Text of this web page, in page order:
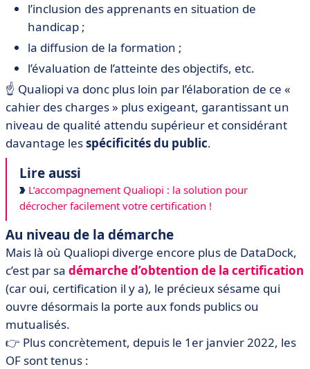
l’inclusion des apprenants en situation de
handicap ;
la diffusion de la formation ;
l’évaluation de l’atteinte des objectifs, etc.
☝️ Qualiopi va donc plus loin par l’élaboration de ce «
cahier des charges » plus exigeant, garantissant un
niveau de qualité attendu supérieur et considérant
davantage lesspécificités du public.
Lire aussi
L’accompagnement Qualiopi : la solution pour
décrocher facilement votre certification !
Au niveau de la démarche
Mais là où Qualiopi diverge encore plus de DataDock,
c’est par sa démarche d’obtention de la certification
(car oui, certification il y a), le précieux sésame qui
ouvre désormais la porte aux fonds publics ou
mutualisés.
👉 Plus concrètement, depuis le 1er janvier 2022, les
OF sont tenus :